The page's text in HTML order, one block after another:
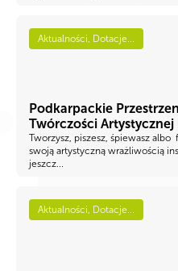
Aktualności, Dotacje...
Podkarpackie
Twórczości Artystycznej
Tworzysz, piszesz, śpiewasz
swoją artystyczną wrażliwością
jeszcz...
Aktualności, Dotacje...